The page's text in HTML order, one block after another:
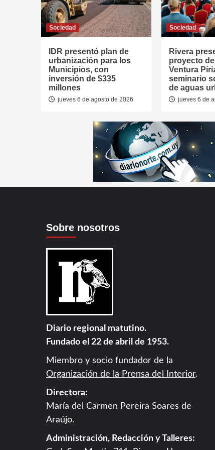
Sociedad
IDR presentó plan de
urbanización para los
Municipios, con
inversión de $335
millones
jueves 6 de agosto de 2026
Sociedad
Rivera
proyecto
Ventura
seminario
de aguas
jueves 6 de
Sobre nosotros
Diario regional matutino.
Fundado el 22 de abril de 1953.
Miembro y socio fundador de la
Organización de la Prensa del Interior.
Directora:
María del Carmen Pereira Soares de
Araújo.
Administración, Redacción y Talleres: